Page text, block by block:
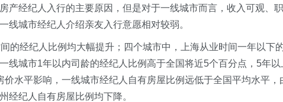
产经纪人入行的主要原因，但是对于一线城市而言，收入可观、职
线城市经纪人介绍亲友入行意愿相对较弱。
的经纪人比例均大幅提升；四个城市中，上海从业时间一年以下
线城市1年以内司龄的经纪人比例高于全国将近5个百分点，5年以
水平影响，一线城市经纪人自有房屋比例远低于全国平均水平，
经纪人自有房屋比例均下降。